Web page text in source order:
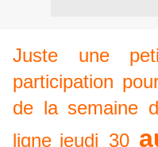
Juste une
participation
de la semaine
ligne jeudi 30